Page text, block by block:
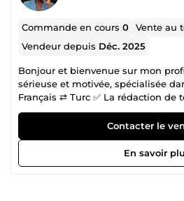
Commande en cours0 Vente au
Vendeur depuis Déc. 2025
Bonjour et bienvenue sur mon
sérieuse et motivée, spécialisée
Français ⇄ Turc ✅ La rédaction de
saisie de documents ✅
à : ✔ Livrer un travail propre et
délais ✔ Être toujours disponible
N’hésitez pas à me contacter
je réponds très vite. Votre
Contacter le
En savoir